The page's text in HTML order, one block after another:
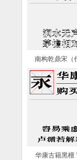
南构乾鼎宋（
华康古籍黑檀